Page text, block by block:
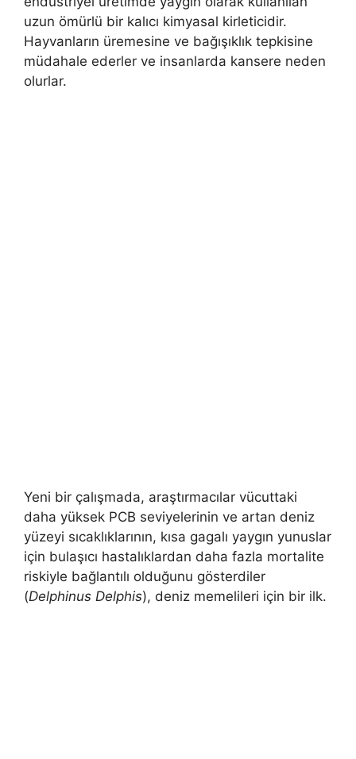
uzun ömürlü bir kalıcı kimyasal kirleticidir.
Hayvanların üremesine ve bağışıklık tepkisine
müdahale ederler ve insanlarda kansere neden
olurlar.
Yeni bir çalışmada, araştırmacılar vücuttaki
daha yüksek PCB seviyelerinin ve artan deniz
yüzeyi sıcaklıklarının, kısa gagalı yaygın yunuslar
için bulaşıcı hastalıklardan daha fazla mortalite
riskiyle bağlantılı olduğunu gösterdiler
(Delphinus Delphis), deniz memelileri için bir ilk.